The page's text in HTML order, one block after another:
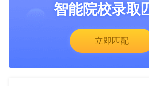
智能院校录取
立即匹配